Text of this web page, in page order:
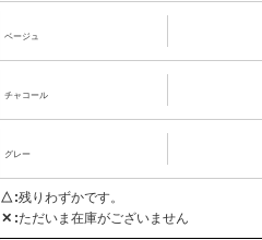
ベージュ
チャコール
グレー
△ 残りわずかです。
✕ ただいま在庫がございません